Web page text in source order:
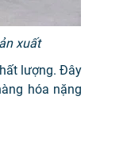
xuất
lượng. Đây
hóa nặng